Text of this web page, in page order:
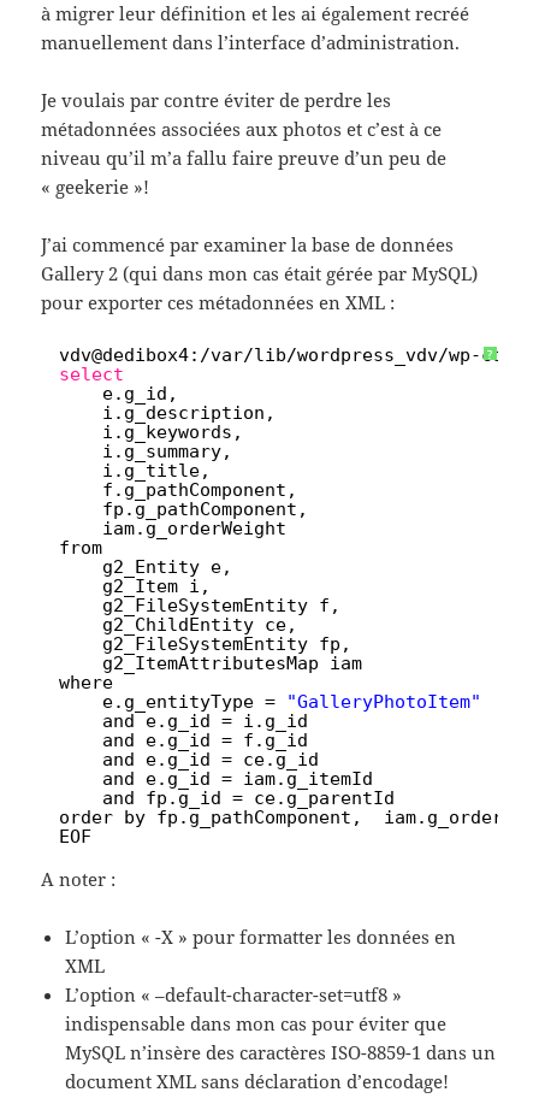
à migrer leur définition et les ai également recréé
manuellement dans l’interface d’administration.
Je voulais par contre éviter de perdre les
métadonnées associées aux photos et c’est à ce
niveau qu’il m’a fallu faire preuve d’un peu de
« geekerie »!
J’ai commencé par examiner la base de données
Gallery 2 (qui dans mon cas était gérée par MySQL)
pour exporter ces métadonnées en XML :
?
1
2
11
18
25
26
vdv@dedibox4: /var/lib/wordpress_vdv/wp-
select
e.g_id,
i.g_description,
i.g_keywords,
i.g_summary,
i.g_title,
f.g_pathComponent,
fp.g_pathComponent,
iam.g_orderWeight
from
g2_Entity e,
g2_Item i,
g2_FileSystemEntity f,
g2_ChildEntity ce,
g2_FileSystemEntity fp,
g2_ItemAttributesMap iam
where
e.g_entityType = "GalleryPhotoItem"
and e.g_id = i.g_id
and e.g_id = f.g_id
and e.g_id = ce.g_id
and e.g_id = iam.g_itemId
and fp.g_id = ce.g_parentId
order by fp.g_pathComponent,
EOF
A noter :
L’option « -X » pour formatter les données en
XML
L’option « –default-character-set=utf8 »
indispensable dans mon cas pour éviter que
MySQL n’insère des caractères ISO-8859-1 dans un
document XML sans déclaration d’encodage!